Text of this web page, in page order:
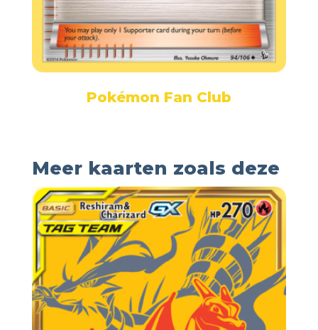
Pokémon Fan Club
Meer kaarten zoals deze